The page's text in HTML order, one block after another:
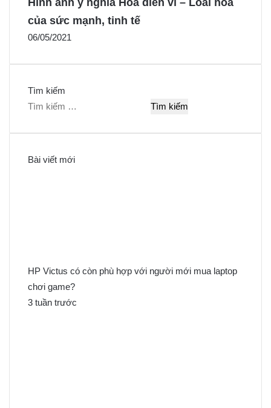
Hình ảnh ý nghĩa Hoa diên vĩ – Loài hoa
của sức mạnh, tinh tế
06/05/2021
Tìm kiếm
T
Bài viết mới
HP Victus có còn phù hợp với người mới mua laptop
chơi game?
3 tuần trước